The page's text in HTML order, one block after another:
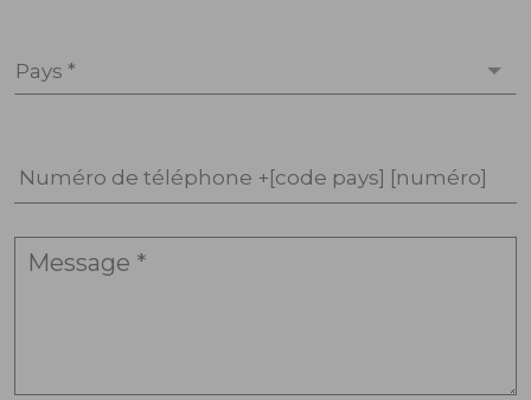
Pays *
Numéro de téléphone +[code pays] [numéro]